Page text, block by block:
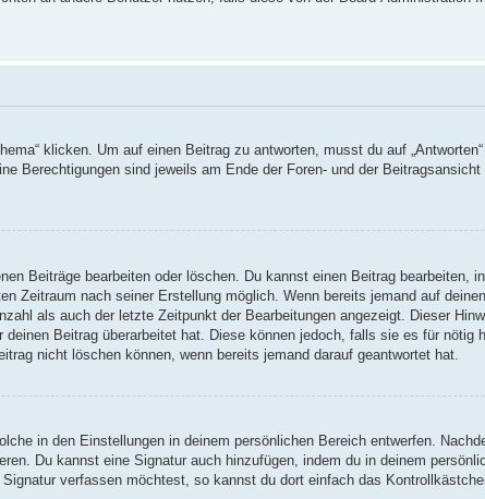
klicken. Um auf einen Beitrag zu antworten, musst du auf
Berechtigungen sind jeweils am Ende der Foren- und der
Beiträge bearbeiten oder löschen. Du kannst einen Beitrag bearbeiten,
Zeitraum nach seiner Erstellung möglich. Wenn bereits jemand auf
als auch der letzte Zeitpunkt der Bearbeitungen angezeigt. Dieser
Beitrag überarbeitet hat. Diese können jedoch, falls sie es für nötig
nicht löschen können, wenn bereits jemand darauf geantwortet hat.
in den Einstellungen in deinem persönlichen Bereich entwerfen.
Du kannst eine Signatur auch hinzufügen, indem du in deinem
verfassen möchtest, so kannst du dort einfach das